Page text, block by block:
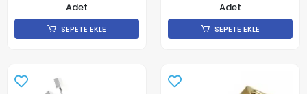
Adet
SEPETE EKLE
Adet
SEPETE EKLE